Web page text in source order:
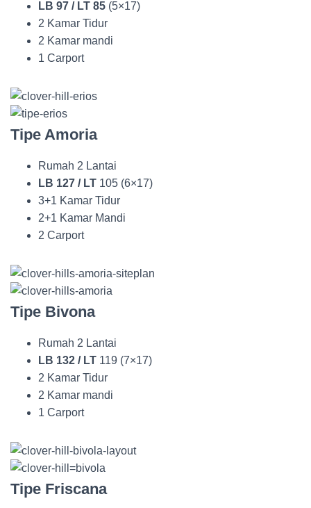
LB 97 / LT 85 (5×17)
2 Kamar Tidur
2 Kamar mandi
1 Carport
Tipe Amoria
Rumah 2 Lantai
LB 127 / LT 105 (6×17)
3+1 Kamar Tidur
2+1 Kamar Mandi
2 Carport
Tipe Bivona
Rumah 2 Lantai
LB 132 / LT 119 (7×17)
2 Kamar Tidur
2 Kamar mandi
1 Carport
Tipe Friscana